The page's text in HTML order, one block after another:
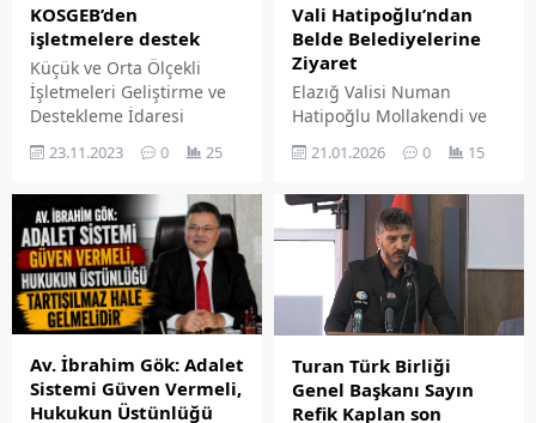
KOSGEB’den
işletmelere destek
Küçük ve Orta Ölçekli
İşletmeleri Geliştirme ve
Destekleme İdaresi
(KOSGEB) başkanı Ahmet
Serdar İbrahimcioğlu,
küçük ve orta ölçekli
işletmelere toplam 12
milyar lira destek
vereceklerini açıkladı.
23.11.2023 0 25
Vali Hatipoğlu’ndan
Belde Belediyelerine
Ziyaret
Elazığ Valisi Numan
Hatipoğlu Mollakendi ve
Yazıkonak Beldelerini
ziyaret ederek belediye
geldi. Vali Hatipoğlu'na
ziyarette İl Emniyet
Müdürü Adnan Karayel ile
AFAD Müdürü Cafer Giyik
eşlik etti.
21.01.2026 0 15
Av. İbrahim Gök: Adalet
Sistemi Güven Vermeli,
Hukukun Üstünlüğü
Turan Türk Birliği
Genel Başkanı Sayın
Refik Kaplan son